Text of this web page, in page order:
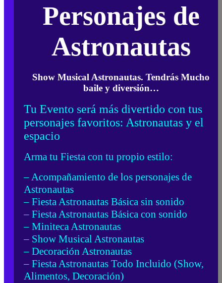
Personajes de
Astronautas
Show Musical Astronautas. Tendrás Mucho
baile y diversión…
Tu Evento será más divertido con tus
personajes favoritos: Astronautas y el
espacio
Arma tu Fiesta con tu propio estilo:
– Acompañamiento de los personajes de
Astronautas
– Fiesta Astronautas Básica sin sonido
– Fiesta Astronautas Básica con sonido
– Miniteca Astronautas
– Show Musical Astronautas
– Decoración Astronautas
– Fiesta Astronautas Todo Incluido (Show,
Alimentos, Decoración)